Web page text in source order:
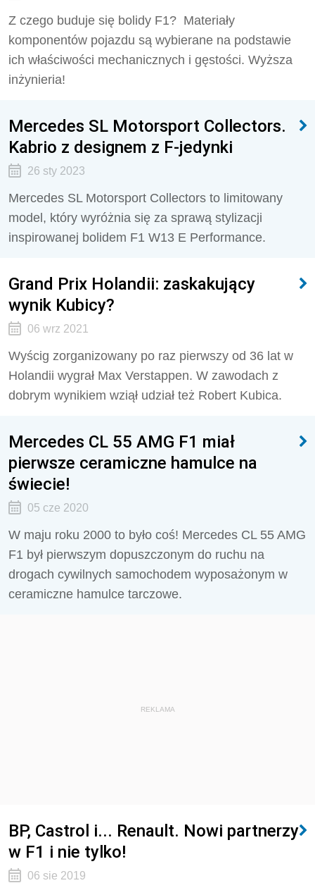
Z czego buduje się bolidy F1? Materiały
komponentów pojazdu są wybierane na podstawie
ich właściwości mechanicznych i gęstości. Wyższa
inżynieria!
Mercedes SL Motorsport Collectors.
Kabrio z designem z F-jedynki
26 sty 2023
Mercedes SL Motorsport Collectors to limitowany
model, który wyróżnia się za sprawą stylizacji
inspirowanej bolidem F1 W13 E Performance.
Grand Prix Holandii: zaskakujący
wynik Kubicy?
06 wrz 2021
Wyścig zorganizowany po raz pierwszy od 36 lat w
Holandii wygrał Max Verstappen. W zawodach z
dobrym wynikiem wziął udział też Robert Kubica.
Mercedes CL 55 AMG F1 miał
pierwsze ceramiczne hamulce na
świecie!
05 cze 2020
W maju roku 2000 to było coś! Mercedes CL 55 AMG
F1 był pierwszym dopuszczonym do ruchu na
drogach cywilnych samochodem wyposażonym w
ceramiczne hamulce tarczowe.
REKLAMA
BP, Castrol i... Renault. Nowi partnerzy
w F1 i nie tylko!
06 sie 2019